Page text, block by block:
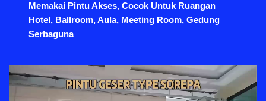
Memakai Pintu Akses, Cocok Untuk Ruangan
Hotel, Ballroom, Aula, Meeting Room, Gedung
Serbaguna